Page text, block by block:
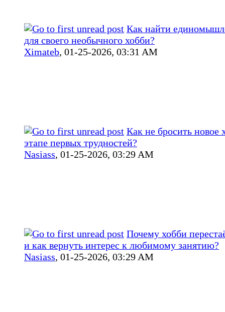
Как найти
для своего необычного хобби?
Ximateb, 01-25-2026, 03:31 AM
Как не бросить новое
этапе первых трудностей?
Nasiass, 01-25-2026, 03:29 AM
Почему хобби
и как вернуть интерес к любимому занятию?
Nasiass, 01-25-2026, 03:29 AM